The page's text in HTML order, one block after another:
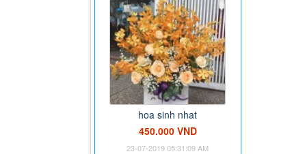
hoa sinh nhat
450.000 VND
23-07-2019 05:31:09 AM